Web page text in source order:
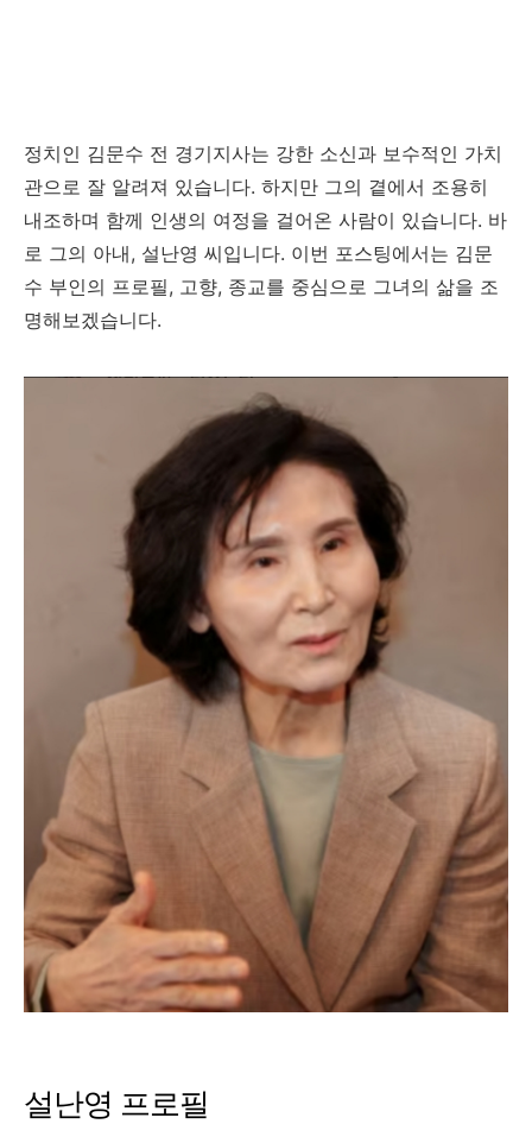
정치인 김문수 전 경기지사는 강한 소신과 보수적인 가치
관으로 잘 알려져 있습니다. 하지만 그의 곁에서 조용히
내조하며 함께 인생의 여정을 걸어온 사람이 있습니다. 바
로 그의 아내, 설난영 씨입니다. 이번 포스팅에서는 김문
수 부인의 프로필, 고향, 종교를 중심으로 그녀의 삶을 조
명해보겠습니다.
설난영 프로필